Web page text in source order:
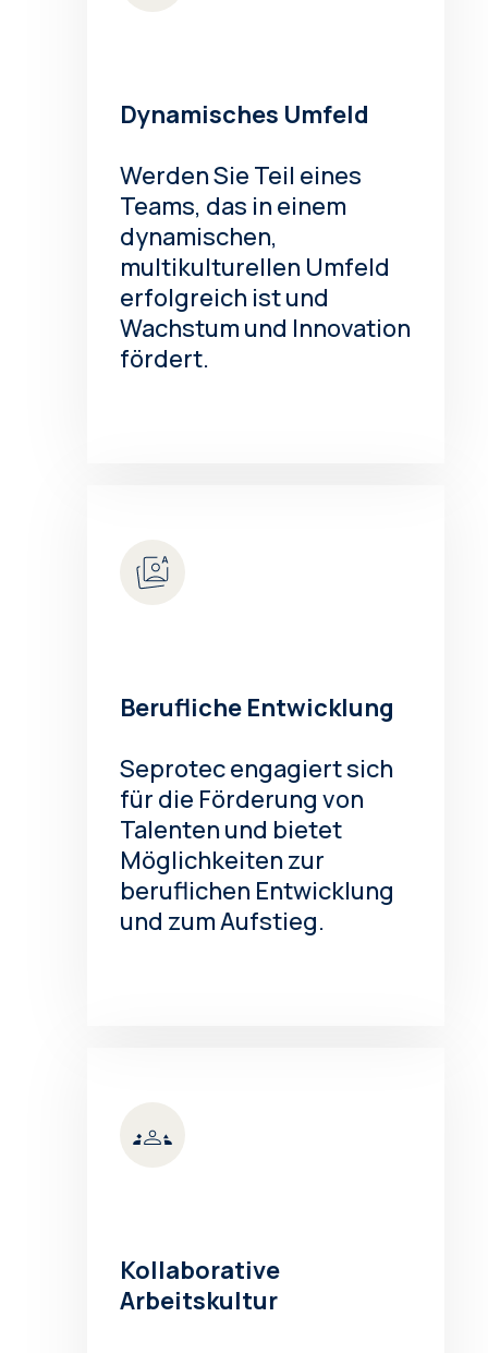
Dynamisches Umfeld
Werden Sie Teil eines
Teams, das in einem
dynamischen,
multikulturellen Umfeld
erfolgreich ist und
Wachstum und Innovation
fördert.
Berufliche Entwicklung
Seprotec engagiert sich
für die Förderung von
Talenten und bietet
Möglichkeiten zur
beruflichen Entwicklung
und zum Aufstieg.
Kollaborative
Arbeitskultur